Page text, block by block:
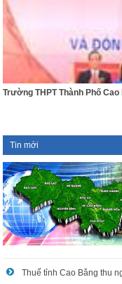
Trường THPT Thành Phố
Tin mới
Thuế tỉnh Cao Bằng thu